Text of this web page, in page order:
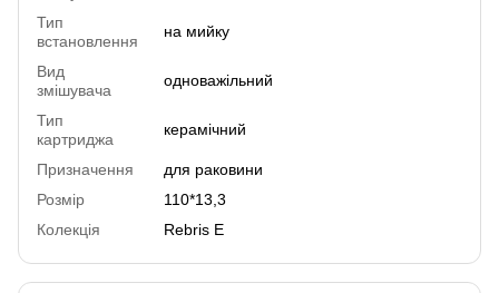
Тип
встановлення
на мийку
Вид
змішувача
одноважільний
Тип
картриджа
керамічний
Призначення
для раковини
Розмір
110*13,3
Колекція
Rebris E